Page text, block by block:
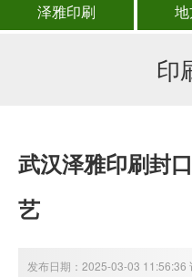
泽雅印刷
印
武汉泽雅印刷封
艺
发布日期：2025-03-03 11:56:36